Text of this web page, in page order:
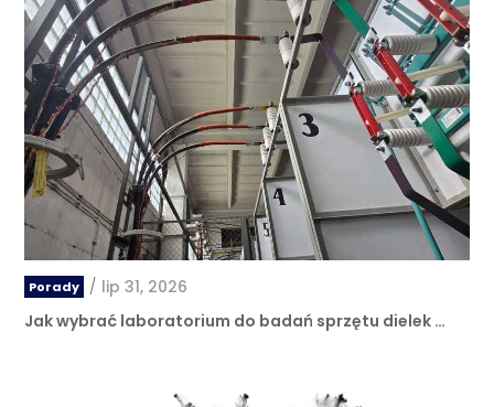
Porady / lip 31, 2026
Jak wybrać laboratorium do badań sprzętu dielek …